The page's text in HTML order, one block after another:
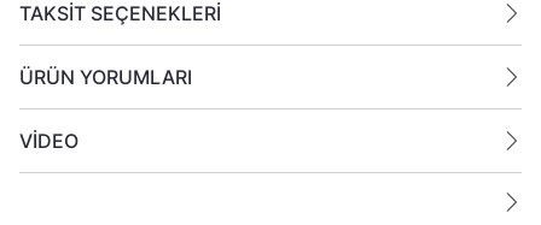
TAKSİT SEÇENEKLERİ
ÜRÜN YORUMLARI
VİDEO